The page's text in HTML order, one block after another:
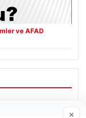
ve AFAD
×